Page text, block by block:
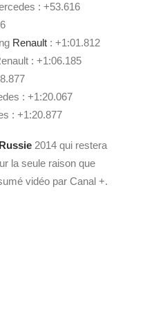
: +53.616
Renault : +1:01.812
: +1:06.185
: +1:20.067
: +1:20.877
2014 qui restera
la seule raison que
vidéo par Canal +.